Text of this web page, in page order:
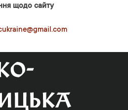
щодо сайту